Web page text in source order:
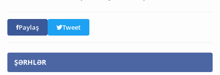
Paylaş Tweet
ŞƏRHLƏR